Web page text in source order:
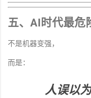
五、AI时代最危
不是机器变强，
而是：
人误以